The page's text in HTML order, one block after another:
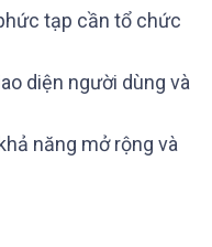
tạp cần tổ chức
diện người dùng và
năng mở rộng và